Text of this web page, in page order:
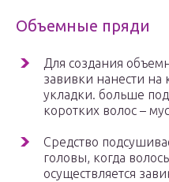
Объемные пряди
Для создания
завивки нанести на
укладки. больше
коротких волос –
Средство
головы, когда
осуществляется